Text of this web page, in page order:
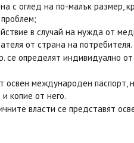
с оглед на по-малък размер,
в случай на нужда от
от страна на потребителя.
определят индивидуално от
международен паспорт,
копие от него.
власти се представят